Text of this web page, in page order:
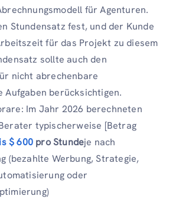
für Agenturen.
Stundensatz fest, und der Kunde
für das Projekt zu diesem
sollte auch den
nicht abrechenbare
Aufgaben berücksichtigen.
Im Jahr 2026 berechneten
typischerweise [Betrag
$ 600 pro Stundeje nach
(bezahlte Werbung, Strategie,
oder